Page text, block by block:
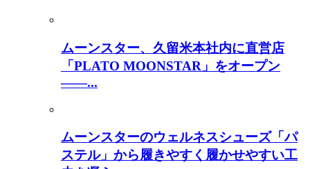
ムーンスター、久留米本社内に直営店
「PLATO MOONSTAR」をオープン
――...
ムーンスターのウェルネスシューズ「パ
ステル」から履きやすく履かせやすい工